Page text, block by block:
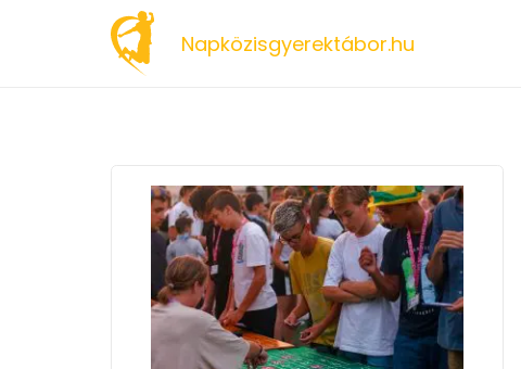
Napközisgyerektábor.hu